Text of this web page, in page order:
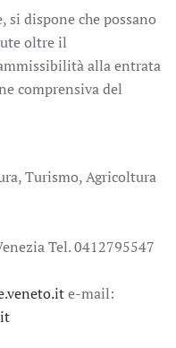
dispone che possano
oltre il
alla entrata
comprensiva del
Turismo, Agricoltura
Tel. 0412795547
e-mail: